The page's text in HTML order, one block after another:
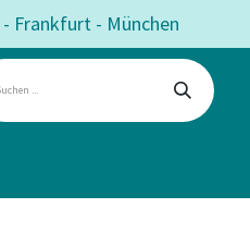
Frankfurt - München